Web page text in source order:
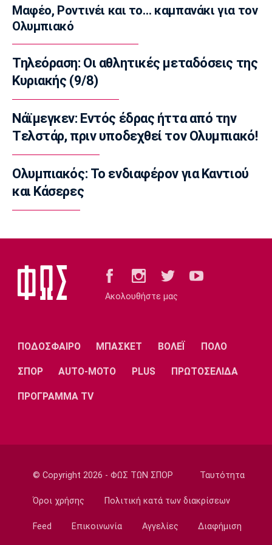
Επικαιρότητα
Φεύγουν οι αδειούχοι του Αυγούστου
16:50
Μπάσκετ Ελλάδα
Oλυμπιακός: Αμετακίνητος στα 3 εκατ. ευρώ
για τον Γουόκαπ, από την Ντουμπάι!
Super League 1
Γιώργος Μασούρας: Ανακοινώθηκε από τη
ΝΕΟΜ!
16:20
Πόλο
Ευρωπαϊκό Πρωτάθλημα Νέων Ανδρών:
16:05
Απόλλων Καλαμαριάς: Ενισχύθηκε με τον
Βοριαζίδη
15:50
στο Μπέρμιγχαμ
15:35
Μουρατίδης: «Στο NBA Summer League
15:05
Μπάσκετ Ελλάδα
αυτό που πάντα επιζητούσα»
Μαφέο, Ροντινέι και το… καμπανάκι για τον
Ολυμπιακό
Τηλεόραση: Οι αθλητικές μεταδόσεις της
Κυριακής (9/8)
Νάϊμεγκεν: Εντός έδρας ήττα από την
Tελστάρ, πριν υποδεχθεί τον Ολυμπιακό!
Ολυμπιακός: Το ενδιαφέρον για Καντιού
και Κάσερες
Ακολουθήστε μας
ΠΟΔΟΣΦΑΙΡΟ ΜΠΑΣΚΕΤ ΒΟΛΕΪ ΠΟΛΟ
ΣΠΟΡ AUTO-MOTO PLUS ΠΡΩΤΟΣΕΛΙΔΑ
ΠΡΟΓΡΑΜΜΑ TV
© Copyright 2026 - ΦΩΣ ΤΩΝ ΣΠΟΡ Ταυτότητα
Όροι χρήσης Πολιτική κατά των διακρίσεων
Feed Επικοινωνία Αγγελίες Διαφήμιση